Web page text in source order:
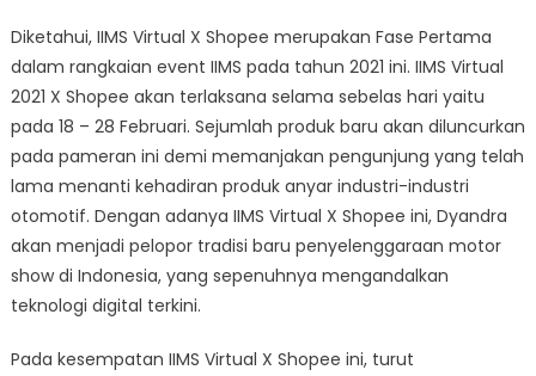
Diketahui, IIMS Virtual X Shopee merupakan Fase Pertama
dalam rangkaian event IIMS pada tahun 2021 ini. IIMS Virtual
2021 X Shopee akan terlaksana selama sebelas hari yaitu
pada 18 – 28 Februari. Sejumlah produk baru akan diluncurkan
pada pameran ini demi memanjakan pengunjung yang telah
lama menanti kehadiran produk anyar industri-industri
otomotif. Dengan adanya IIMS Virtual X Shopee ini, Dyandra
akan menjadi pelopor tradisi baru penyelenggaraan motor
show di Indonesia, yang sepenuhnya mengandalkan
teknologi digital terkini.
Pada kesempatan IIMS Virtual X Shopee ini, turut